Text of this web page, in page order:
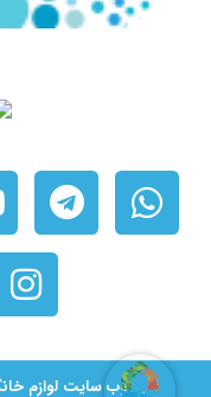
وب سایت لوازم
© ۱۴۰۵ کلیه حقوق برای شرکت لوازم خانگی ایران محفوظ است. دارای حق نشر.